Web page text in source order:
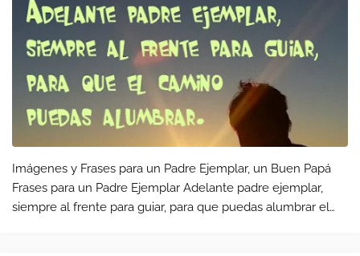
Imágenes y Frases para un Padre Ejemplar, un Buen Papá
Frases para un Padre Ejemplar Adelante padre ejemplar,
siempre al frente para guiar, para que puedas alumbrar el